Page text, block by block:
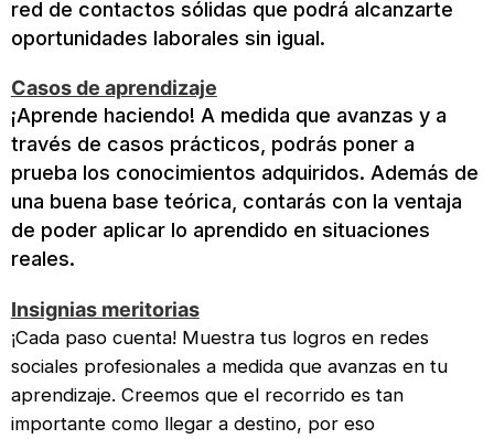
red de contactos sólidas que podrá alcanzarte
oportunidades laborales sin igual.
Casos de aprendizaje
¡Aprende haciendo! A medida que avanzas y a
través de casos prácticos, podrás poner a
prueba los conocimientos adquiridos. Además de
una buena base teórica, contarás con la ventaja
de poder aplicar lo aprendido en situaciones
reales.
Insignias meritorias
¡Cada paso cuenta! Muestra tus logros en redes
sociales profesionales a medida que avanzas en tu
aprendizaje. Creemos que el recorrido es tan
importante como llegar a destino, por eso